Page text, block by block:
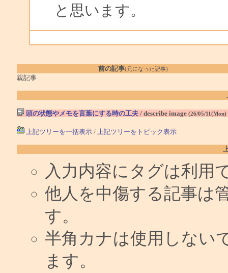
と思います。
前の記事(元になった記事)
親記事
頭の状態やメモを言葉にする時の工夫/ describe image (26/05/
上記ツリーを一括表示/ 上記ツリーをトピック表示
入力内容にタグは利用
他人を中傷する記事は
す。
半角カナは使用しない
ます。